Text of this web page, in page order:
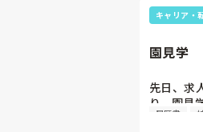
キャリア・
園見学
先日、求
り、園見
私とし
履歴書